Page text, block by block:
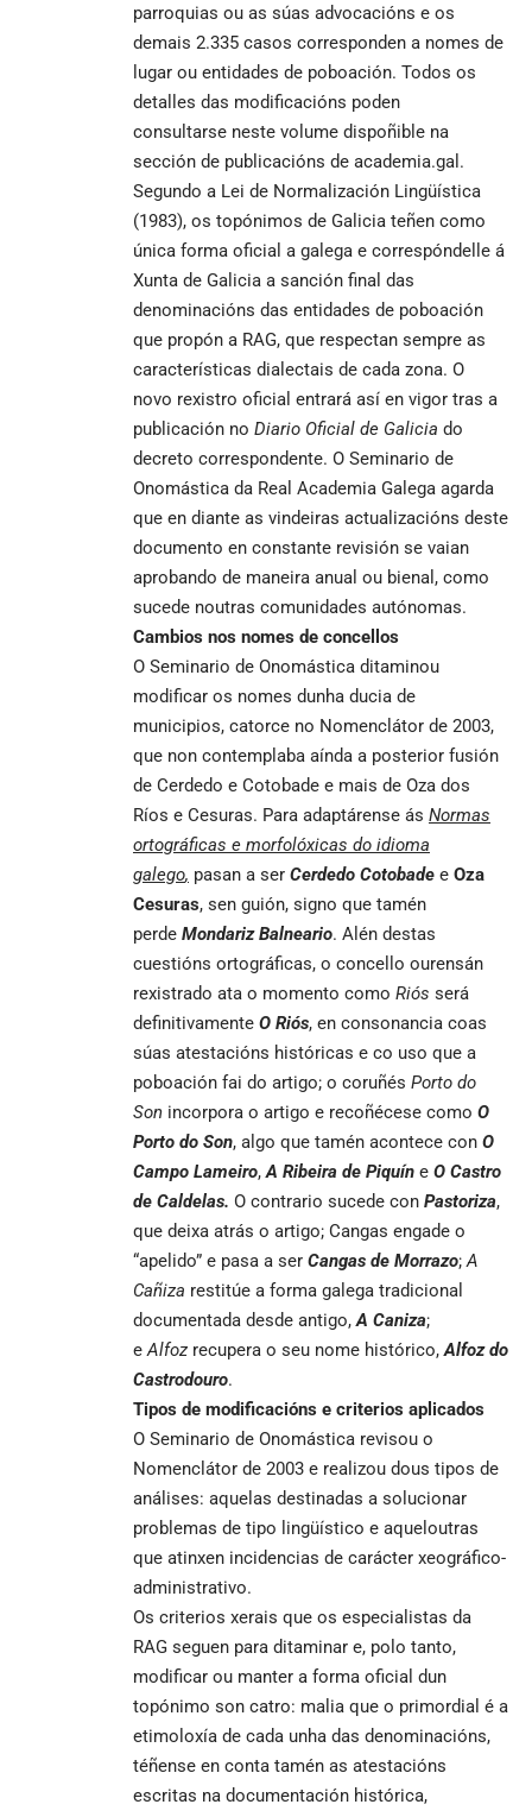
parroquias ou as súas advocacións e os
demais 2.335 casos corresponden a nomes de
lugar ou entidades de poboación. Todos os
detalles das modificacións poden
consultarse neste volume dispoñible na
sección de publicacións de academia.gal .
Segundo a Lei de Normalización Lingüística
(1983), os topónimos de Galicia teñen como
única forma oficial a galega e correspóndelle á
Xunta de Galicia a sanción final das
denominacións das entidades de poboación
que propón a RAG, que respectan sempre as
características dialectais de cada zona. O
novo rexistro oficial entrará así en vigor tras a
publicación no Diario Oficial de Galicia do
decreto correspondente. O Seminario de
Onomástica da Real Academia Galega agarda
que en diante as vindeiras actualizacións deste
documento en constante revisión se vaian
aprobando de maneira anual ou bienal, como
sucede noutras comunidades autónomas.
Cambios nos nomes de concellos
O Seminario de Onomástica ditaminou
modificar os nomes dunha ducia de
municipios, catorce no Nomenclátor de 2003,
que non contemplaba aínda a posterior fusión
de Cerdedo e Cotobade e mais de Oza dos
Ríos e Cesuras. Para adaptárense ás Normas
ortográficas e morfolóxicas do idioma
galego, pasan a ser Cerdedo Cotobade e Oza
Cesuras, sen guión, signo que tamén
perde Mondariz Balneario. Alén destas
cuestións ortográficas, o concello ourensán
rexistrado ata o momento como Riós será
definitivamente O Riós, en consonancia coas
súas atestacións históricas e co uso que a
poboación fai do artigo; o coruñés Porto do
Son incorpora o artigo e recoñécese como O
Porto do Son, algo que tamén acontece con O
Campo Lameiro, A Ribeira de Piquín e O Castro
de Caldelas. O contrario sucede con Pastoriza,
que deixa atrás o artigo; Cangas engade o
“apelido” e pasa a ser Cangas de Morrazo; A
Cañiza restitúe a forma galega tradicional
documentada desde antigo, A Caniza;
e Alfoz recupera o seu nome histórico, Alfoz do
Castrodouro.
Tipos de modificacións e criterios aplicados
O Seminario de Onomástica revisou o
Nomenclátor de 2003 e realizou dous tipos de
análises: aquelas destinadas a solucionar
problemas de tipo lingüístico e aqueloutras
que atinxen incidencias de carácter xeográfico-
administrativo.
Os criterios xerais que os especialistas da
RAG seguen para ditaminar e, polo tanto,
modificar ou manter a forma oficial dun
topónimo son catro: malia que o primordial é a
etimoloxía de cada unha das denominacións,
téñense en conta tamén as atestacións
escritas na documentación histórica,